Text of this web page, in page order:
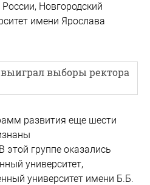
Новгородский
имени Ярослава
выиграл выборы ректора
развития еще шести
группе оказались
университет,
университет имени Б.Б.